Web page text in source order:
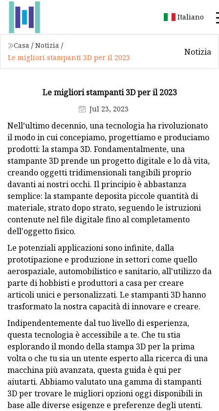
Italiano
Casa / Notizia /
Le migliori stampanti 3D per il 2023
Notizia
Le migliori stampanti 3D per il 2023
Jul 23, 2023
Nell’ultimo decennio, una tecnologia ha rivoluzionato
il modo in cui concepiamo, progettiamo e produciamo
prodotti: la stampa 3D. Fondamentalmente, una
stampante 3D prende un progetto digitale e lo dà vita,
creando oggetti tridimensionali tangibili proprio
davanti ai nostri occhi. Il principio è abbastanza
semplice: la stampante deposita piccole quantità di
materiale, strato dopo strato, seguendo le istruzioni
contenute nel file digitale fino al completamento
dell'oggetto fisico.
Le potenziali applicazioni sono infinite, dalla
prototipazione e produzione in settori come quello
aerospaziale, automobilistico e sanitario, all'utilizzo da
parte di hobbisti e produttori a casa per creare
articoli unici e personalizzati. Le stampanti 3D hanno
trasformato la nostra capacità di innovare e creare.
Indipendentemente dal tuo livello di esperienza,
questa tecnologia è accessibile a te. Che tu stia
esplorando il mondo della stampa 3D per la prima
volta o che tu sia un utente esperto alla ricerca di una
macchina più avanzata, questa guida è qui per
aiutarti. Abbiamo valutato una gamma di stampanti
3D per trovare le migliori opzioni oggi disponibili in
base alle diverse esigenze e preferenze degli utenti.